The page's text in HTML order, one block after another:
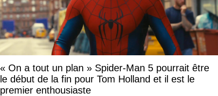
« On a tout un plan » Spider-Man 5 pourrait être
le début de la fin pour Tom Holland et il est le
premier enthousiaste